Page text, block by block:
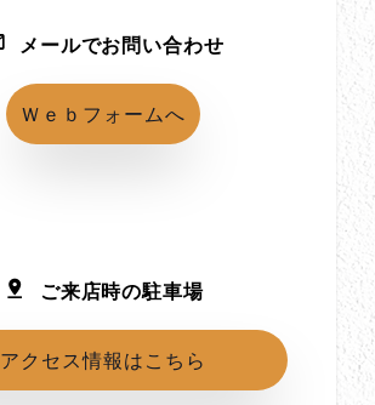
メールでお問い合わせ
Ｗｅｂフォームへ
ご来店時の駐車場
アクセス情報はこちら